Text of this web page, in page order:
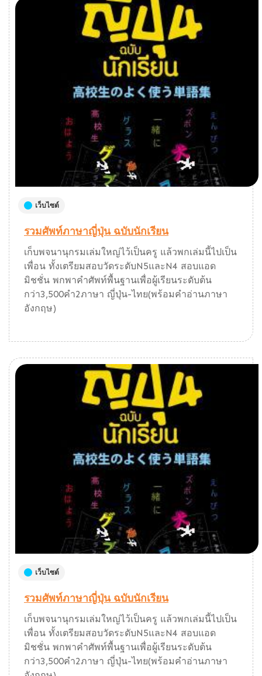
เว็บไซต์
รวมศัพท์ภาษาญี่ปุ่น ฉบับนักเรียน
เก็บพจนานุกรมเล่มใหญ่ไว้เป็นครู แล้วพกเล่มนี้ไปเป็น
เพื่อน ทั้งเตรียมสอบวัดระดับN5และN4 สอบแอด
มิชชั่น พกพาคำศัพท์พื้นฐานเพื่อผู้เรียนระดับต้น
กว่า3,500คำ2ภาษา ญี่ปุ่น-ไทย(พร้อมคำอ่านภาษา
อังกฤษ)
เว็บไซต์
รวมศัพท์ภาษาญี่ปุ่น ฉบับนักเรียน
เก็บพจนานุกรมเล่มใหญ่ไว้เป็นครู แล้วพกเล่มนี้ไปเป็น
เพื่อน ทั้งเตรียมสอบวัดระดับN5และN4 สอบแอด
มิชชั่น พกพาคำศัพท์พื้นฐานเพื่อผู้เรียนระดับต้น
กว่า3,500คำ2ภาษา ญี่ปุ่น-ไทย(พร้อมคำอ่านภาษา